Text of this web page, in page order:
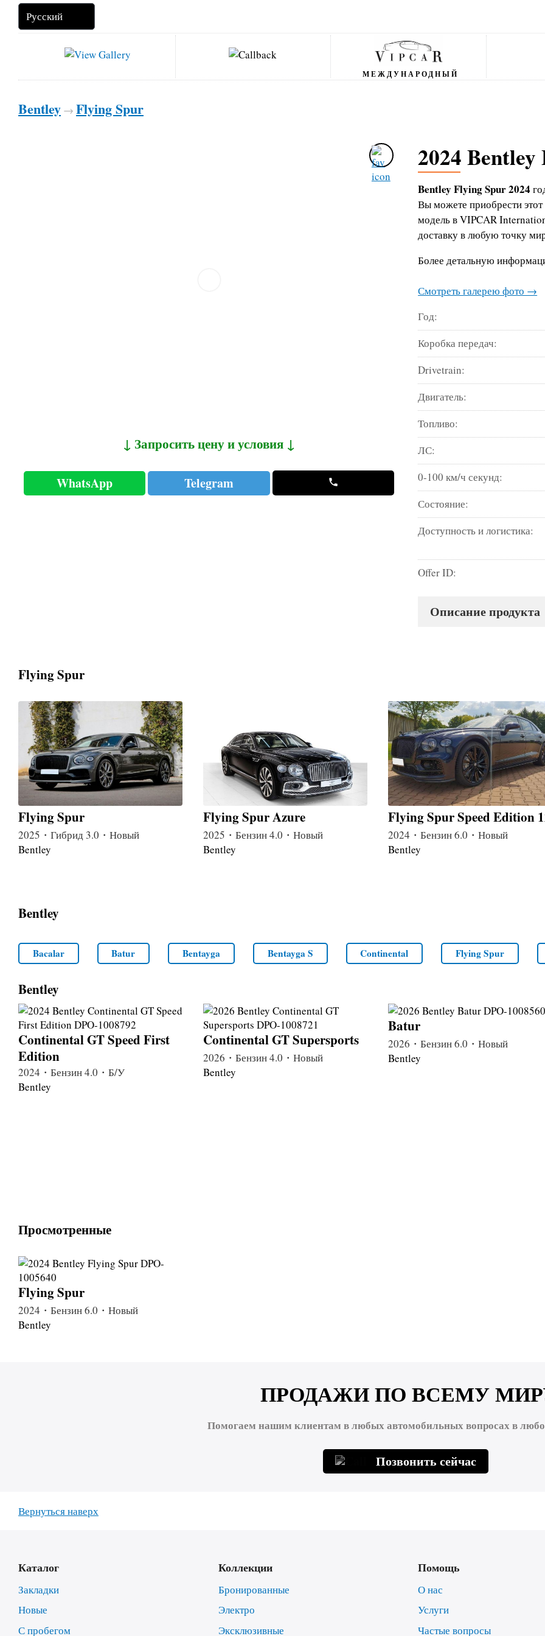
МЕЖДУНАРОДНЫЙ
Bentley → Flying Spur
↓ Запросить цену и условия ↓
WhatsApp Telegram
2024
Bentley Flying Spur 2024
Вы можете приобрести
модель в VIPCAR
доставку в любую точку
Более детальную
Смотреть галерею фото →
Год:
Коробка передач:
Drivetrain:
Двигатель:
Топливо:
ЛС:
0-100 км/ч секунд:
Состояние:
Доступность и логистика:
Offer ID:
Описание продукта
Flying Spur
Flying Spur
2025・Гибрид 3.0・Новый
Bentley
Flying Spur Azure
2025・Бензин 4.0・Новый
Bentley
Flying Spur Speed Edition
2024・Бензин 6.0・Новый
Bentley
Bentley
Bacalar Batur Bentayga Bentayga S Continental Flying Spur
Bentley
Continental GT Speed First
Edition
2024・Бензин 4.0・Б/У
Bentley
Continental GT Supersports
2026・Бензин 4.0・Новый
Bentley
Batur
2026・Бензин 6.0・Новый
Bentley
Просмотренные
Flying Spur
2024・Бензин 6.0・Новый
Bentley
ПРОДАЖИ ПО ВСЕМУ
Помогаем нашим клиентам в любых автомобильных вопросах в
Позвонить сейчас
Вернуться наверх
Каталог
Закладки
Новые
С пробегом
Коллекции
Бронированные
Электро
Эксклюзивные
Помощь
О нас
Услуги
Частые вопросы